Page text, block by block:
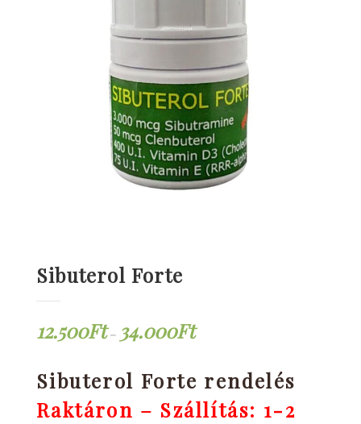
Sibuterol Forte
12.500Ft– 34.000Ft
Sibuterol Forte rendelés
Raktáron – Szállítás: 1-2